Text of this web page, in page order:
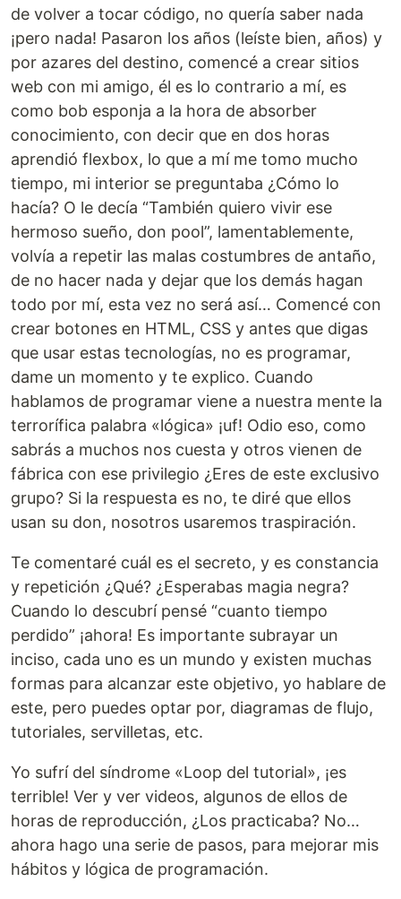
de volver a tocar código, no quería saber nada
¡pero nada! Pasaron los años (leíste bien, años) y
por azares del destino, comencé a crear sitios
web con mi amigo, él es lo contrario a mí, es
como bob esponja a la hora de absorber
conocimiento, con decir que en dos horas
aprendió flexbox, lo que a mí me tomo mucho
tiempo, mi interior se preguntaba ¿Cómo lo
hacía? O le decía “También quiero vivir ese
hermoso sueño, don pool”, lamentablemente,
volvía a repetir las malas costumbres de antaño,
de no hacer nada y dejar que los demás hagan
todo por mí, esta vez no será así… Comencé con
crear botones en HTML, CSS y antes que digas
que usar estas tecnologías, no es programar,
dame un momento y te explico. Cuando
hablamos de programar viene a nuestra mente la
terrorífica palabra «lógica» ¡uf! Odio eso, como
sabrás a muchos nos cuesta y otros vienen de
fábrica con ese privilegio ¿Eres de este exclusivo
grupo? Si la respuesta es no, te diré que ellos
usan su don, nosotros usaremos traspiración.
Te comentaré cuál es el secreto, y es constancia
y repetición ¿Qué? ¿Esperabas magia negra?
Cuando lo descubrí pensé “cuanto tiempo
perdido” ¡ahora! Es importante subrayar un
inciso, cada uno es un mundo y existen muchas
formas para alcanzar este objetivo, yo hablare de
este, pero puedes optar por, diagramas de flujo,
tutoriales, servilletas, etc.
Yo sufrí del síndrome «Loop del tutorial», ¡es
terrible! Ver y ver videos, algunos de ellos de
horas de reproducción, ¿Los practicaba? No…
ahora hago una serie de pasos, para mejorar mis
hábitos y lógica de programación.